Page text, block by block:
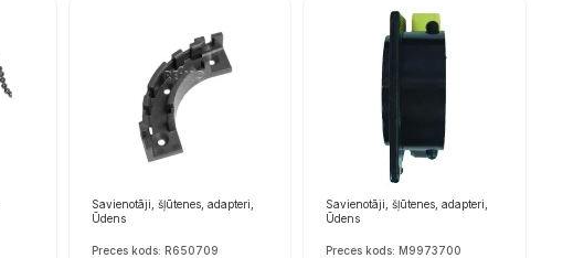
Savienotāji, šļūtenes, adapteri,
Ūdens
Preces kods: R650709
Savienotāji, šļūtenes, adapteri,
Ūdens
Preces kods: M9973700